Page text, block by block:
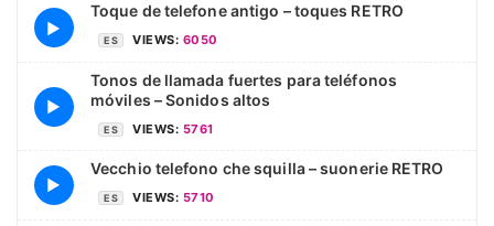
▶
Toque de telefone antigo – toques RETRO
ES VIEWS: 6050
▶
Tonos de llamada fuertes para teléfonos
móviles – Sonidos altos
ES VIEWS: 5761
▶
Vecchio telefono che squilla – suonerie RETRO
ES VIEWS: 5710